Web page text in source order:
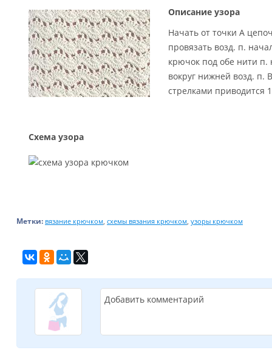
Описание узора
Начать oт точки А
провязать возд. п.
крючок под обе нити п.
вокруг нижней возд. п.
стрелками приводится
Схема узора
Метки: вязание крючком, схемы вязания крючком, узоры крючком
Добавить комментарий